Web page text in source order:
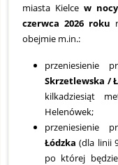
miasta Kielcew nocy
czerwca 2026 roku
obejmie m.in.:
przeniesienie
Skrzetlewska /
kilkadziesiąt
Helenówek;
przeniesienie
Łódzka (dla linii
po której